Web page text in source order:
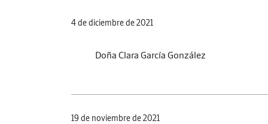
4 de diciembre de 2021
Doña Clara García González
19 de noviembre de 2021